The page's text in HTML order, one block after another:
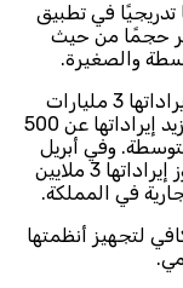
تدريجيًا في تطبيق
حجمًا من حيث
والصغيرة.
بدأ التطبيق بالشركات العملاقة التي تتجاوز إيراداتها 3 مليارات
ريال في يناير 2023، ثم شمل الشركات التي تزيد إيراداتها عن 500
وفي أبريل
2025، وصل التطبيق إلى الشركات التي تتجاوز إيراداتها 3 ملايين
في المملكة.
لتجهيز أنظمتها